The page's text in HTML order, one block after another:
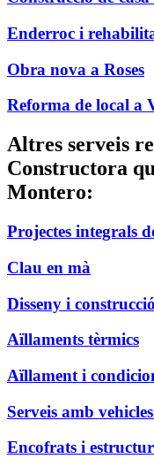
Enderroc i
Obra nova a Roses
Reforma de local a
Altres serveis
Constructora
Montero:
Projectes integrals
Clau en mà
Disseny i
Aïllaments tèrmics
Aïllament i
Serveis amb
Encofrats i